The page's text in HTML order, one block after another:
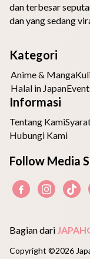
dan terbesar
dan yang sedang
Kategori
Anime & Manga
Halal in Japan
Informasi
Tentang Kami
Hubungi Kami
Follow Media
Bagian dari
Copyright ©2026